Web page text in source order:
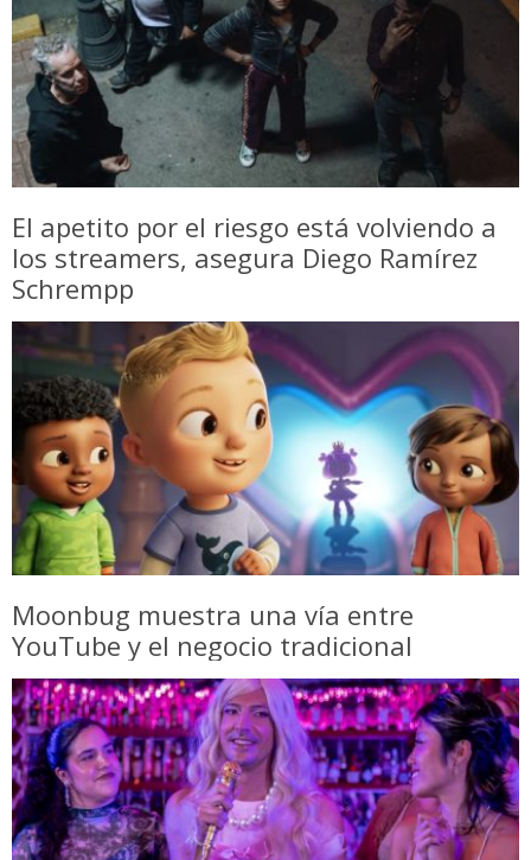
El apetito por el riesgo está volviendo a
los streamers, asegura Diego Ramírez
Schrempp
Moonbug muestra una vía entre
YouTube y el negocio tradicional